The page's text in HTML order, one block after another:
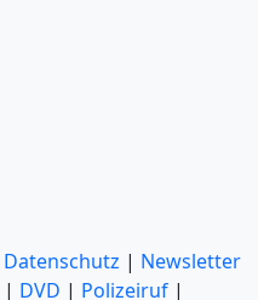
Datenschutz | Newsletter
| DVD | Polizeiruf |